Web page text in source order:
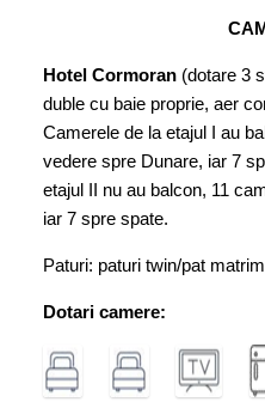
Hotel Cormoran (dotare 3
duble cu baie proprie, aer
Camerele de la etajul I au
vedere spre Dunare, iar 7
etajul II nu au balcon, 11
iar 7 spre spate.
Paturi: paturi twin/pat
Dotari camere: